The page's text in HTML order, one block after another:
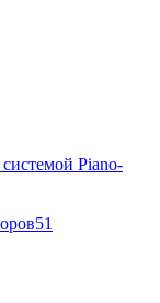
Piano-
51